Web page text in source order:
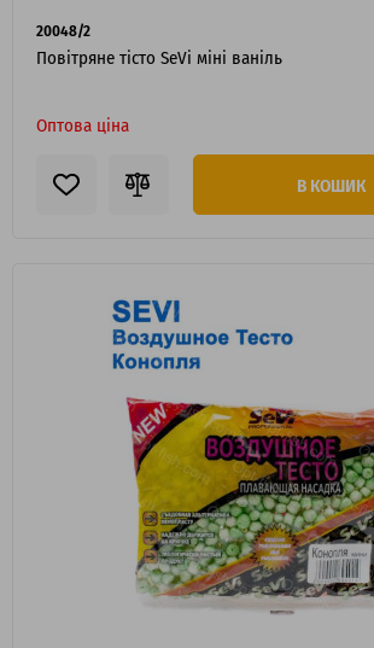
20048/2
Повітряне тісто SeVi міні ваніль
Оптова ціна
В КОШИК